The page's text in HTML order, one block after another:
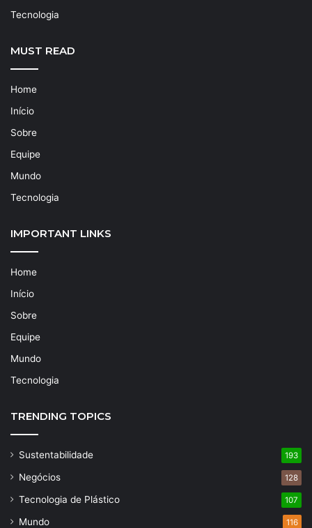
Tecnologia
MUST READ
Home
Início
Sobre
Equipe
Mundo
Tecnologia
IMPORTANT LINKS
Home
Início
Sobre
Equipe
Mundo
Tecnologia
TRENDING TOPICS
Sustentabilidade 193
Negócios 128
Tecnologia de Plástico 107
Mundo 116